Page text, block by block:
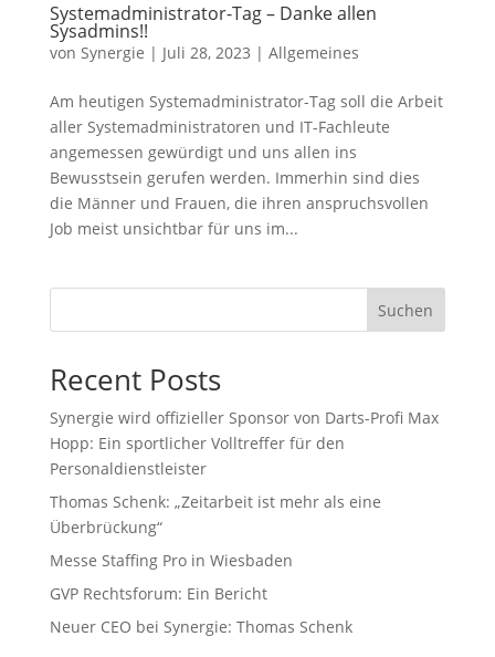
Systemadministrator-Tag – Danke allen
Sysadmins!!
von Synergie | Juli 28, 2023 | Allgemeines
Am heutigen Systemadministrator-Tag soll die Arbeit
aller Systemadministratoren und IT-Fachleute
angemessen gewürdigt und uns allen ins
Bewusstsein gerufen werden. Immerhin sind dies
die Männer und Frauen, die ihren anspruchsvollen
Job meist unsichtbar für uns im...
Suchen
Recent Posts
Synergie wird offizieller Sponsor von Darts-Profi Max
Hopp: Ein sportlicher Volltreffer für den
Personaldienstleister
Thomas Schenk: „Zeitarbeit ist mehr als eine
Überbrückung“
Messe Staffing Pro in Wiesbaden
GVP Rechtsforum: Ein Bericht
Neuer CEO bei Synergie: Thomas Schenk